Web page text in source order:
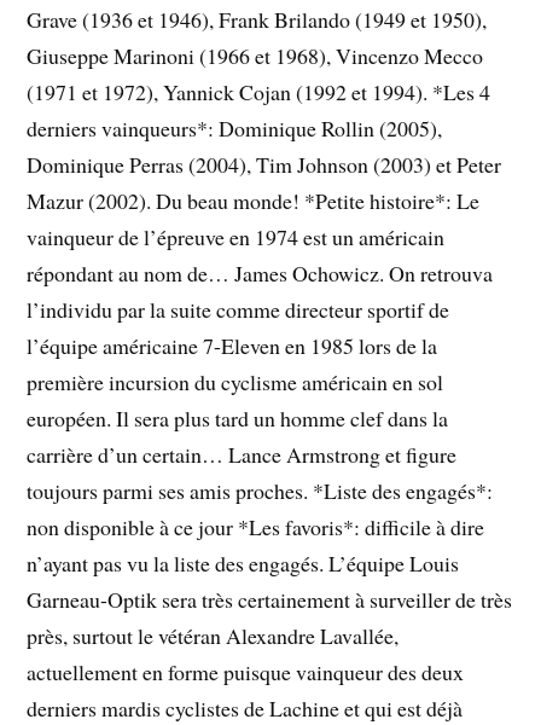
Grave (1936 et 1946), Frank Brilando (1949 et 1950),
Giuseppe Marinoni (1966 et 1968), Vincenzo Mecco
(1971 et 1972), Yannick Cojan (1992 et 1994). *Les 4
derniers vainqueurs*: Dominique Rollin (2005),
Dominique Perras (2004), Tim Johnson (2003) et Peter
Mazur (2002). Du beau monde! *Petite histoire*: Le
vainqueur de l’épreuve en 1974 est un américain
répondant au nom de… James Ochowicz. On retrouva
l’individu par la suite comme directeur sportif de
l’équipe américaine 7-Eleven en 1985 lors de la
première incursion du cyclisme américain en sol
européen. Il sera plus tard un homme clef dans la
carrière d’un certain… Lance Armstrong et figure
toujours parmi ses amis proches. *Liste des engagés*:
non disponible à ce jour *Les favoris*: difficile à dire
n’ayant pas vu la liste des engagés. L’équipe Louis
Garneau-Optik sera très certainement à surveiller de très
près, surtout le vétéran Alexandre Lavallée,
actuellement en forme puisque vainqueur des deux
derniers mardis cyclistes de Lachine et qui est déjà